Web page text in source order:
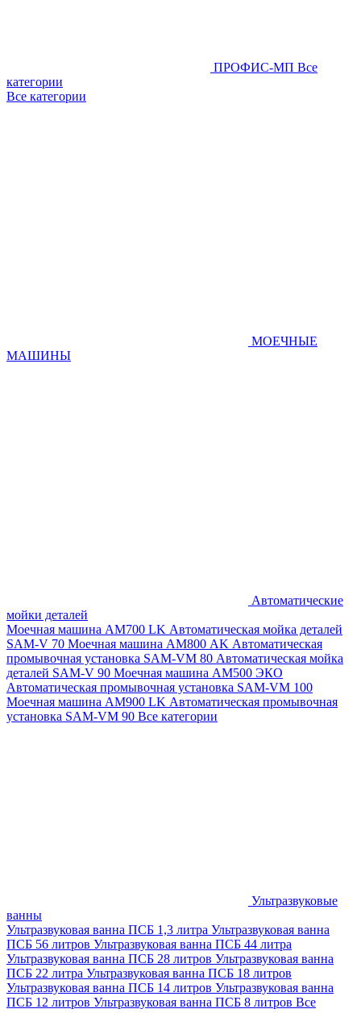
ПРОФИС-МП Все
категории
Все категории
МОЕЧНЫЕ
МАШИНЫ
Автоматические
мойки деталей
Моечная машина AM700 LK Автоматическая мойка деталей
SAM-V 70 Моечная машина АМ800 AK Автоматическая
промывочная установка SAM-VM 80 Автоматическая мойка
деталей SAM-V 90 Моечная машина АМ500 ЭКО
Автоматическая промывочная установка SAM-VM 100
Моечная машина AM900 LK Автоматическая промывочная
установка SAM-VM 90 Все категории
Ультразвуковые
ванны
Ультразвуковая ванна ПСБ 1,3 литра Ультразвуковая ванна
ПСБ 56 литров Ультразвуковая ванна ПСБ 44 литра
Ультразвуковая ванна ПСБ 28 литров Ультразвуковая ванна
ПСБ 22 литра Ультразвуковая ванна ПСБ 18 литров
Ультразвуковая ванна ПСБ 14 литров Ультразвуковая ванна
ПСБ 12 литров Ультразвуковая ванна ПСБ 8 литров Все